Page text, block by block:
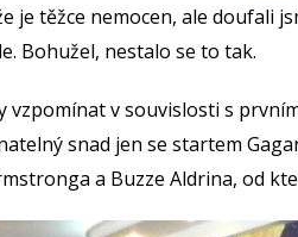
je těžce nemocen, ale doufali
Bohužel, nestalo se to tak.
vzpomínat v souvislosti s
snad jen se startem
a Buzze Aldrina, od